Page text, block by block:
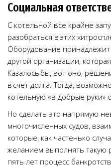
Социальная
С котельной все крайне
разобраться в этих
Оборудование
другой организации,
Казалось бы, вот оно,
в счет долга. Тогда,
котельную «в добрые руки»
Но сделать это напрямую
многочисленных судов,
которые, как частенько
желанием выполнять такую
пять лет процесс